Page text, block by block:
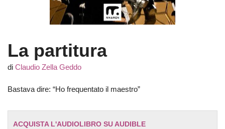
La partitura
di Claudio Zella Geddo
Bastava dire: “Ho frequentato il maestro”
ACQUISTA L'AUDIOLIBRO SU AUDIBLE